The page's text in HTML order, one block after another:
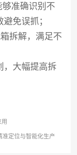
准确识别不
免误抓；
拆解，满足不
，大幅提高拆
定位与智能化生产